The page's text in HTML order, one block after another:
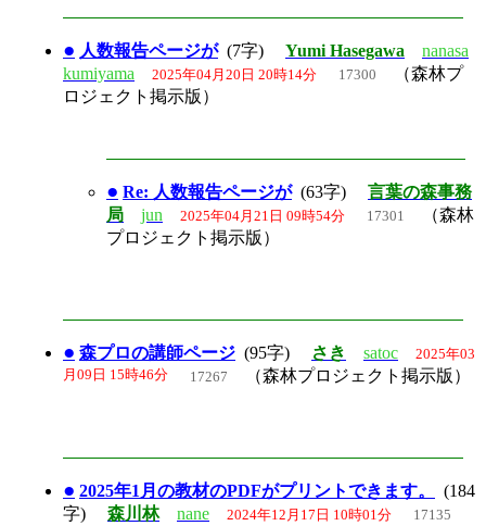
● 人数報告ページが(7字) Yumi Hasegawa
nanasa
kumiyama
2025年04月20日 20時14分 17300
（森林プ
ロジェクト掲示版）
● Re: 人数報告ページが(63字) 言葉の森事務
局
jun 2025年04月21日 09時54分 17301
（森林
プロジェクト掲示版）
● 森プロの講師ページ (95字) さき satoc 2025年03
月09日 15時46分 17267 （森林プロジェクト掲示版）
● 2025年1月の教材のPDFがプリントできます。
(184
字) 森川林 nane 2024年12月17日 10時01分 17135